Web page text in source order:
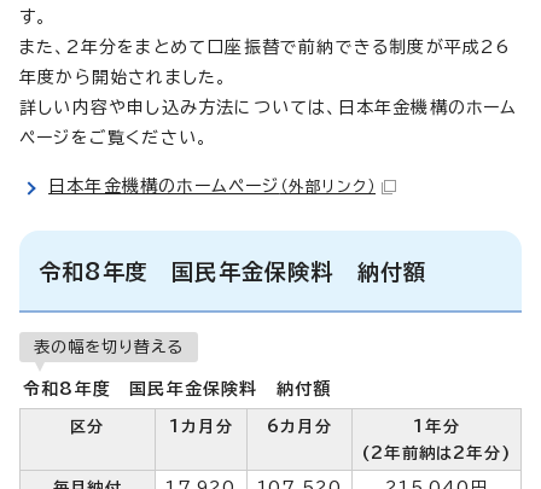
す。
また、2年分をまとめて口座振替で前納できる制度が平成26
年度から開始されました。
詳しい内容や申し込み方法については、日本年金機構のホーム
ページをご覧ください。
日本年金機構のホームページ （外部リンク）
令和8年度 国民年金保険料 納付額
表の幅を切り替える
令和8年度 国民年金保険料 納付額
区分 1カ月分 6カ月分
1年分
(2年前納は2年分)